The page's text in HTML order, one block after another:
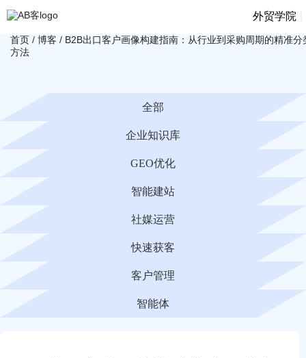
外贸学院
首页 / 博客 / B2B出口客户画像构建指南：从行业到采购周期的精准分
方法
全部
企业知识库
GEO优化
智能建站
社媒运营
快速获客
客户管理
智能体